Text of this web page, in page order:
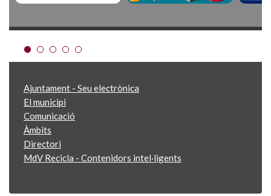
Ajuntament - Seu electrònica
El municipi
Comunicació
Àmbits
Directori
MdV Recicla - Contenidors intel·ligents